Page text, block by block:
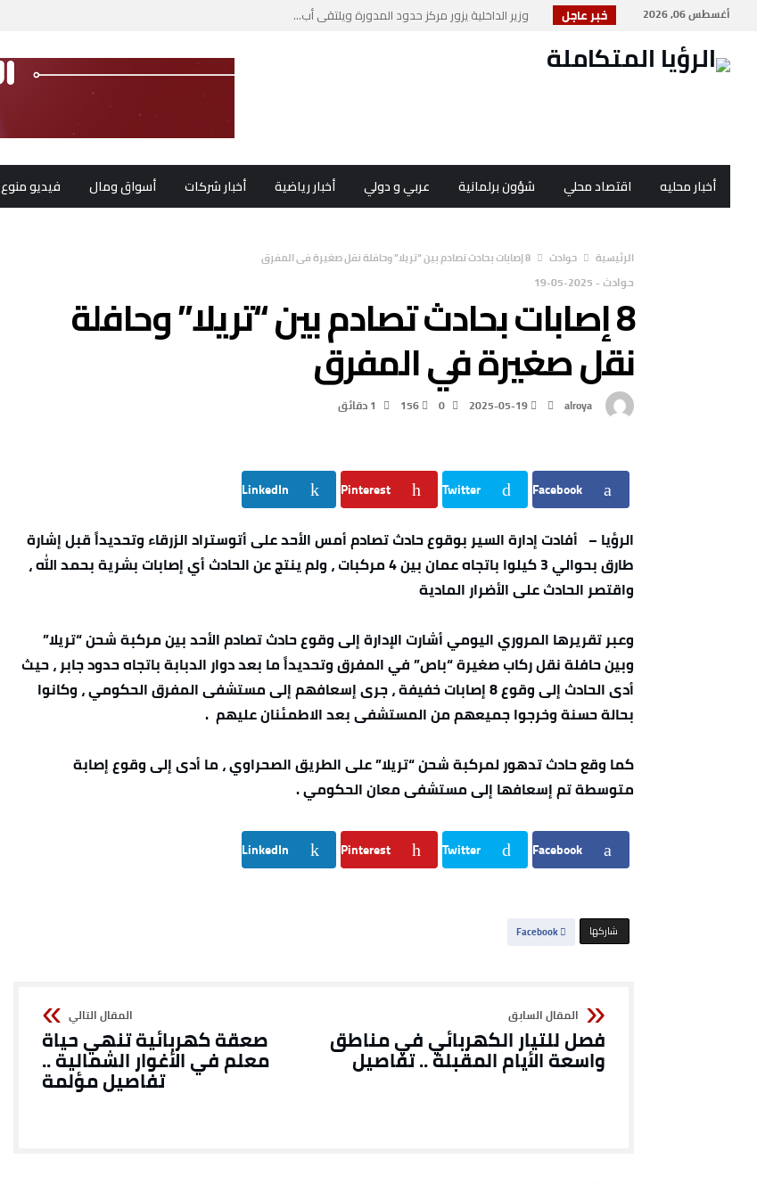
أغسطس 06, 2026 خبر عاجل
وزير الداخلية يزور مركز حدود المدورة ويلتقي أب...
أخبار محليه اقتصاد محلي شؤون برلمانية عربي و دولي أخبار رياضية أخبار شركات أسواق ومال فيديو منوع
‫الرئيسية‬ حوادث 8 إصابات بحادث تصادم بين “تريلا” وحافلة نقل صغيرة في المفرق
حوادث -
2025-05-19
8 إصابات بحادث تصادم بين “تريلا” وحافلة
نقل صغيرة في المفرق
alroya
2025-05-19
156 1 ‫دقائق‬
Facebook
Twitter
Pinterest
LinkedIn
الرؤيا – أفادت إدارة السير بوقوع حادث تصادم أمس الأحد على أتوستراد الزرقاء وتحديداً قبل إشارة
طارق بحوالي 3 كيلوا باتجاه عمان بين 4 مركبات ، ولم ينتج عن الحادث أي إصابات بشرية بحمد الله ،
واقتصر الحادث على الأضرار المادية
وعبر تقريرها المروري اليومي أشارت الإدارة إلى وقوع حادث تصادم الأحد بين مركبة شحن “تريلا”
وبين حافلة نقل ركاب صغيرة “باص” في المفرق وتحديداً ما بعد دوار الدبابة باتجاه حدود جابر ، حيث
أدى الحادث إلى وقوع 8 إصابات خفيفة ، جرى إسعافهم إلى مستشفى المفرق الحكومي ، وكانوا
بحالة حسنة وخرجوا جميعهم من المستشفى بعد الاطمئنان عليهم .
كما وقع حادث تدهور لمركبة شحن “تريلا” على الطريق الصحراوي ، ما أدى إلى وقوع إصابة
متوسطة تم إسعافها إلى مستشفى معان الحكومي .
Facebook
Twitter
Pinterest
LinkedIn
‫‫ شاركها‬ Facebook
فصل للتيار الكهربائي في مناطق
واسعة الأيام المقبلة .. تفاصيل
صعقة كهربائية تنهي حياة
معلم في الأغوار الشمالية ..
تفاصيل مؤلمة